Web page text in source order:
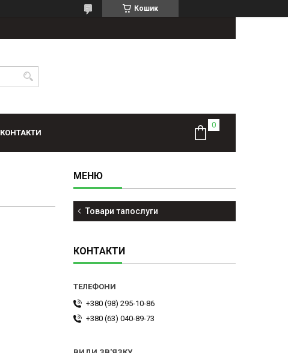
Кошик
КОНТАКТИ
Товари тапослуги
КОНТАКТИ
+380 (98) 295-10-86
+380 (63) 040-89-73